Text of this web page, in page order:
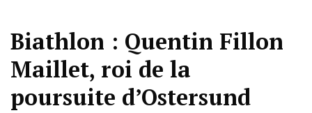
Biathlon : Quentin Fillon
Maillet, roi de la
poursuite d’Ostersund